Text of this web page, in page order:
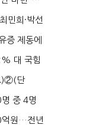
민희·박선
증 제동에
대 국힘
)②(단
중 4명
억원…전년